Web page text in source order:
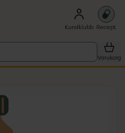
Kundklubb Recept
Varukorg
1 objekt.